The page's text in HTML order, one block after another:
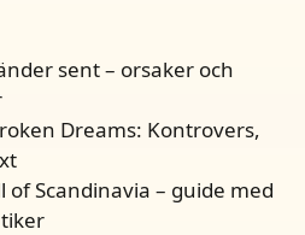
sent – orsaker och
Dreams: Kontrovers,
of Scandinavia – guide med